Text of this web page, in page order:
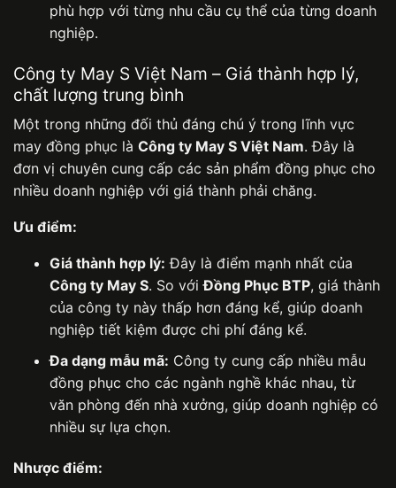
phù hợp với từng nhu cầu cụ thể của từng doanh
nghiệp.
Công ty May S Việt Nam – Giá thành hợp lý,
chất lượng trung bình
Một trong những đối thủ đáng chú ý trong lĩnh vực
may đồng phục là Công ty May S Việt Nam. Đây là
đơn vị chuyên cung cấp các sản phẩm đồng phục cho
nhiều doanh nghiệp với giá thành phải chăng.
Ưu điểm:
Giá thành hợp lý: Đây là điểm mạnh nhất của
Công ty May S. So vớiĐồng Phục BTP, giá thành
của công ty này thấp hơn đáng kể, giúp doanh
nghiệp tiết kiệm được chi phí đáng kể.
Đa dạng mẫu mã: Công ty cung cấp nhiều mẫu
đồng phục cho các ngành nghề khác nhau, từ
văn phòng đến nhà xưởng, giúp doanh nghiệp có
nhiều sự lựa chọn.
Nhược điểm: